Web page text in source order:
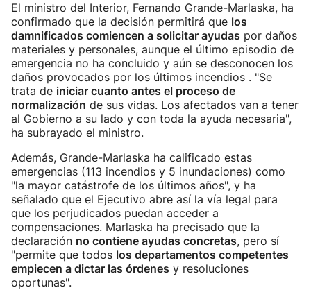
El ministro del Interior, Fernando Grande-Marlaska, ha
confirmado que la decisión permitirá que los
damnificados comiencen a solicitar ayudas por daños
materiales y personales, aunque el último episodio de
emergencia no ha concluido y aún se desconocen los
daños provocados por los últimos incendios . "Se
trata de iniciar cuanto antes el proceso de
normalización de sus vidas. Los afectados van a tener
al Gobierno a su lado y con toda la ayuda necesaria",
ha subrayado el ministro.
Además, Grande-Marlaska ha calificado estas
emergencias (113 incendios y 5 inundaciones) como
"la mayor catástrofe de los últimos años", y ha
señalado que el Ejecutivo abre así la vía legal para
que los perjudicados puedan acceder a
compensaciones. Marlaska ha precisado que la
declaración no contiene ayudas concretas, pero sí
"permite que todos los departamentos competentes
empiecen a dictar las órdenes y resoluciones
oportunas".